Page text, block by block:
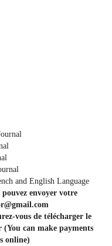
and English Language
envoyer votre
vous de télécharger le
(You can make payments
online)